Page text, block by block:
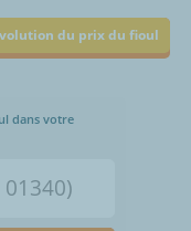
du prix du fioul
dans votre